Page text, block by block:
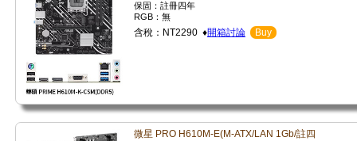
保固：註冊四年
RGB：無
含稅：NT2290 ♦開箱討論 Buy
微星 PRO H610M-E(M-ATX/LAN 1Gb/註四